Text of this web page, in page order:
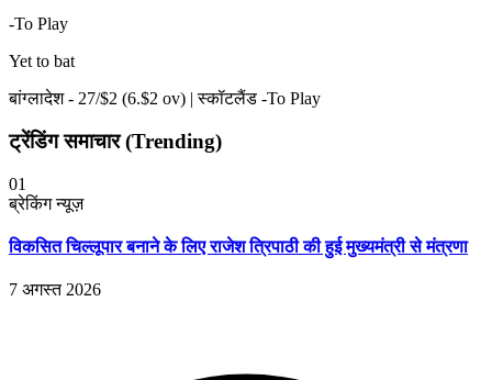
-To Play
Yet to bat
बांग्लादेश - 27/$2 (6.$2 ov) | स्कॉटलैंड -To Play
ट्रेंडिंग समाचार (Trending)
01
ब्रेकिंग न्यूज़
विकसित चिल्लूपार बनाने के लिए राजेश त्रिपाठी की हुई मुख्यमंत्री से मंत्रणा
7 अगस्त 2026